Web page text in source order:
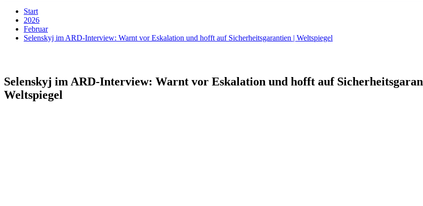
Start
2026
Februar
Selenskyj im ARD-Interview: Warnt vor Eskalation und hofft auf Sicherheitsgarantien | Weltspiegel
Selenskyj im ARD-Interview: Warnt vor Eskalation und hofft auf
Weltspiegel